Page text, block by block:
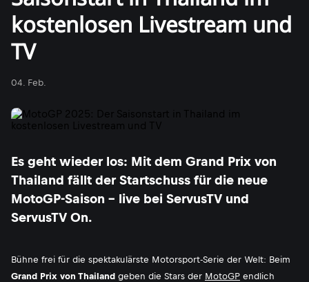
kostenlosen Livestream und
TV
04. Feb.
Es geht wieder los: Mit dem Grand Prix von
Thailand fällt der Startschuss für die neue
MotoGP-Saison - live bei ServusTV und
ServusTV On.
Bühne frei für die spektakulärste Motorsport-Serie der Welt: Beim
Grand Prix von Thailand geben die Stars der MotoGP endlich